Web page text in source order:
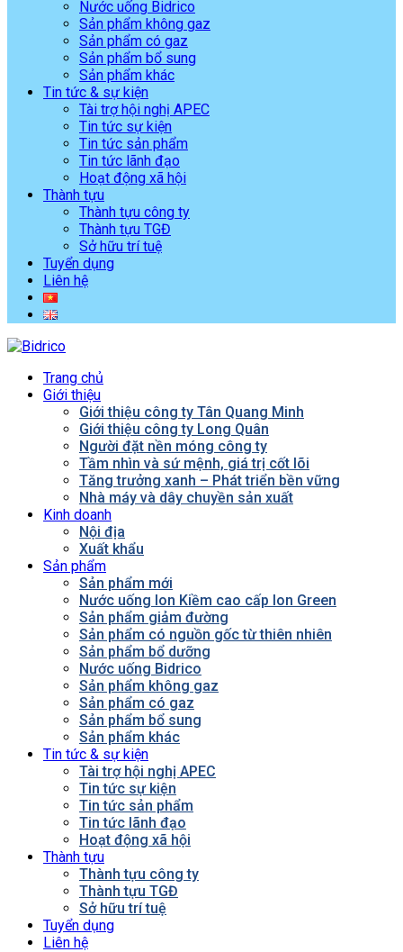
Nước uống Bidrico
Sản phẩm không gaz
Sản phẩm có gaz
Sản phẩm bổ sung
Sản phẩm khác
Tin tức & sự kiện
Tài trợ hội nghị APEC
Tin tức sự kiện
Tin tức sản phẩm
Tin tức lãnh đạo
Hoạt động xã hội
Thành tựu
Thành tựu công ty
Thành tựu TGĐ
Sở hữu trí tuệ
Tuyển dụng
Liên hệ
Trang chủ
Giới thiệu
Giới thiệu công ty Tân Quang Minh
Giới thiệu công ty Long Quân
Người đặt nền móng công ty
Tầm nhìn và sứ mệnh, giá trị cốt lõi
Tăng trưởng xanh – Phát triển bền vững
Nhà máy và dây chuyền sản xuất
Kinh doanh
Nội địa
Xuất khẩu
Sản phẩm
Sản phẩm mới
Nước uống Ion Kiềm cao cấp Ion Green
Sản phẩm giảm đường
Sản phẩm có nguồn gốc từ thiên nhiên
Sản phẩm bổ dưỡng
Nước uống Bidrico
Sản phẩm không gaz
Sản phẩm có gaz
Sản phẩm bổ sung
Sản phẩm khác
Tin tức & sự kiện
Tài trợ hội nghị APEC
Tin tức sự kiện
Tin tức sản phẩm
Tin tức lãnh đạo
Hoạt động xã hội
Thành tựu
Thành tựu công ty
Thành tựu TGĐ
Sở hữu trí tuệ
Tuyển dụng
Liên hệ